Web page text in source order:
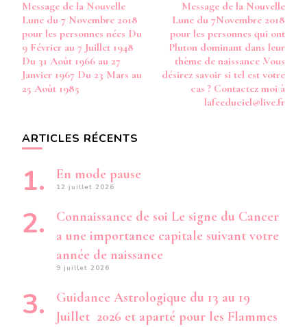
1976
DU
AU
d’article
Message de la Nouvelle
Lune du 7 Novembre 2018
pour les personnes nées Du
9 Février au 7 Juillet 1948
Du 31 Août 1966 au 27
Janvier 1967 Du 23 Mars au
25 Août 1985
Message de la Nouvelle
Lune du 7Novembre 2018
pour les personnes qui ont
Pluton dominant dans leur
thème de naissance .Vous
désirez savoir si tel est votre
cas ? Contactez moi à
lafeeduciel@live.fr
ARTICLES RÉCENTS
En mode pause
12 juillet 2026
Connaissance de soi Le signe du Cancer
a une importance capitale suivant votre
année de naissance
9 juillet 2026
Guidance Astrologique du 13 au 19
Juillet 2026 et aparté pour les Flammes